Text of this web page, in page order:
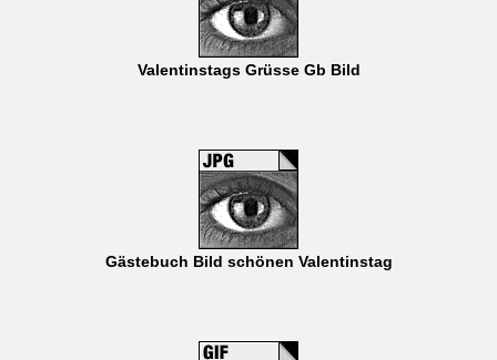
Valentinstags Grüsse Gb Bild
Gästebuch Bild schönen Valentinstag